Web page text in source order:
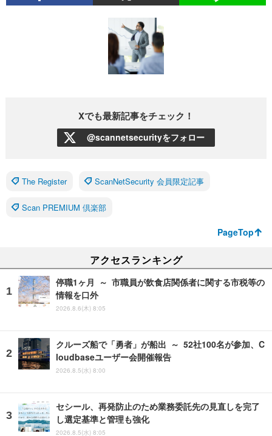
Xでも最新記事をチェック！
@scannetsecurityをフォロー
The Register ScanNetSecurity 会員限定記事
Scan PREMIUM 倶楽部
PageTop
アクセスランキング
停職1ヶ月 ～ 市職員が飲食店関係者に関する市税等の
情報を口外
2026.8.6(木) 8:05
クルーズ船で「勇者」が船出 ～ 52社100名が参加、C
loudbaseユーザー会開催報告
2026.8.5(水) 8:00
セシール、再発防止のため業務委託先の見直しを完了
し選定基準と管理も強化
2026.8.5(水) 8:05